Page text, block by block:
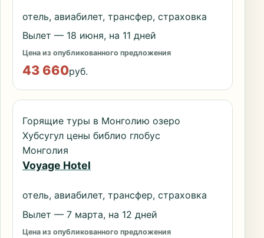
отель, авиабилет, трансфер, страховка
Вылет — 18 июня, на 11 дней
Цена из опубликованного предложения
43 660руб.
Горящие туры в Монголию озеро
Хубсугул цены библио глобус
Монголия
Voyage Hotel
отель, авиабилет, трансфер, страховка
Вылет — 7 марта, на 12 дней
Цена из опубликованного предложения